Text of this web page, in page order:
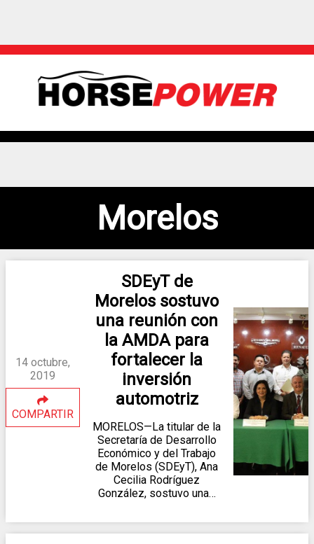
Morelos
14 octubre,
2019
COMPARTIR
SDEyT de
Morelos sostuvo
una reunión con
la AMDA para
fortalecer la
inversión
automotriz
MORELOS—La titular de la
Secretaría de Desarrollo
Económico y del Trabajo
de Morelos (SDEyT), Ana
Cecilia Rodríguez
González, sostuvo una…